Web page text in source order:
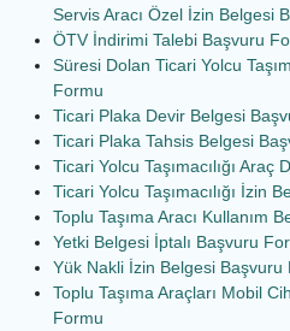
Servis Aracı Özel İzin Belgesi
ÖTV İndirimi Talebi Başvuru
Süresi Dolan Ticari Yolcu
Formu
Ticari Plaka Devir Belgesi
Ticari Plaka Tahsis Belgesi
Ticari Yolcu Taşımacılığı
Ticari Yolcu Taşımacılığı İzin
Toplu Taşıma Aracı Kullanım
Yetki Belgesi İptalı Başvuru
Yük Nakli İzin Belgesi Başvuru
Toplu Taşıma Araçları Mobil
Formu